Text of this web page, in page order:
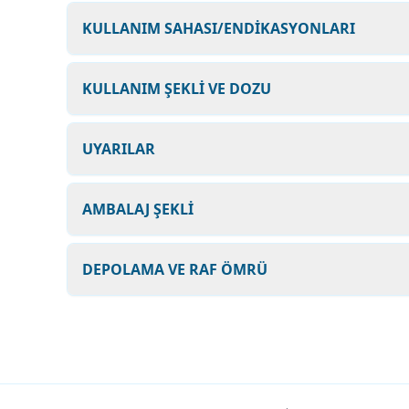
KULLANIM SAHASI/ENDİKASYONLARI
KULLANIM ŞEKLİ VE DOZU
UYARILAR
AMBALAJ ŞEKLİ
DEPOLAMA VE RAF ÖMRÜ